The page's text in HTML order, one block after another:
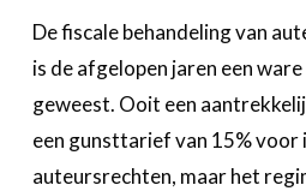
De fiscale behandeling van
is de afgelopen jaren een
geweest. Ooit een
een gunsttarief van 15% voor
auteursrechten, maar het